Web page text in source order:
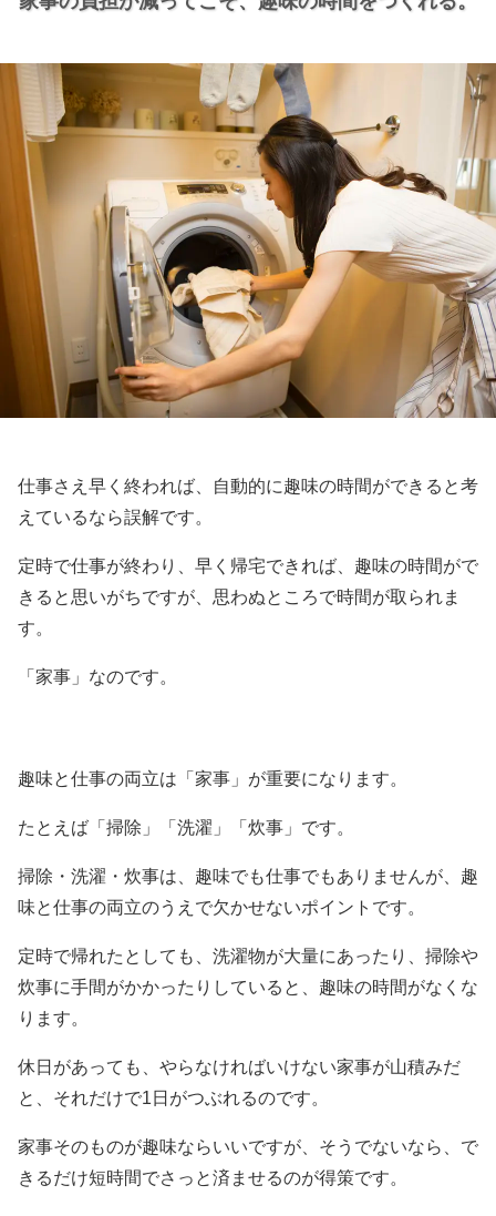
仕事さえ早く終われば、自動的に趣味の時間ができると考
えているなら誤解です。
定時で仕事が終わり、早く帰宅できれば、趣味の時間がで
きると思いがちですが、思わぬところで時間が取られま
す。
「家事」なのです。
趣味と仕事の両立は「家事」が重要になります。
たとえば「掃除」「洗濯」「炊事」です。
掃除・洗濯・炊事は、趣味でも仕事でもありませんが、趣
味と仕事の両立のうえで欠かせないポイントです。
定時で帰れたとしても、洗濯物が大量にあったり、掃除や
炊事に手間がかかったりしていると、趣味の時間がなくな
ります。
休日があっても、やらなければいけない家事が山積みだ
と、それだけで1日がつぶれるのです。
家事そのものが趣味ならいいですが、そうでないなら、で
きるだけ短時間でさっと済ませるのが得策です。